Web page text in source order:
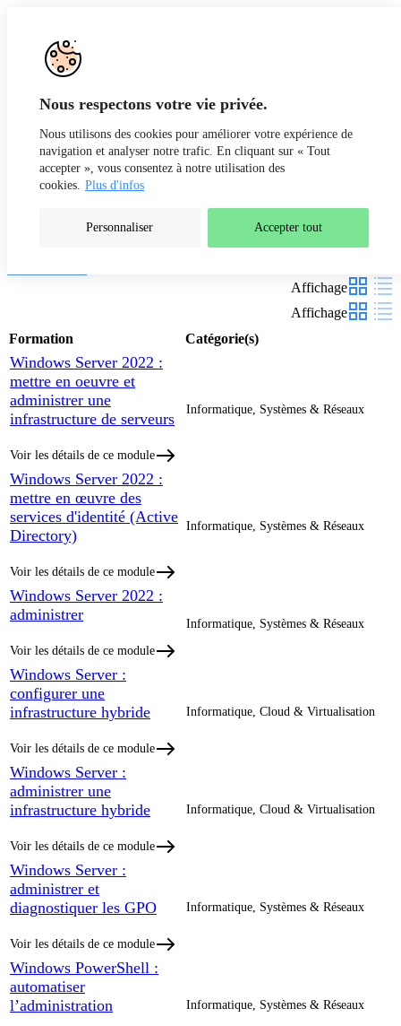
Nous respectons votre vie privée.
Nous utilisons des cookies pour améliorer votre expérience de
navigation et analyser notre trafic. En cliquant sur « Tout
accepter », vous consentez à notre utilisation des
cookies. Plus d'infos
Personnaliser Accepter tout
Affichage
Affichage
Formation
Catégorie(s)
Windows Server 2022 :
mettre en oeuvre et
administrer une
infrastructure de serveurs
Voir les détails de ce module
Informatique, Systèmes & Réseaux
Windows Server 2022 :
mettre en œuvre des
services d'identité (Active
Directory)
Voir les détails de ce module
Informatique, Systèmes & Réseaux
Windows Server 2022 :
administrer
Voir les détails de ce module
Informatique, Systèmes & Réseaux
Windows Server :
configurer une
infrastructure hybride
Voir les détails de ce module
Informatique, Cloud & Virtualisation
Windows Server :
administrer une
infrastructure hybride
Voir les détails de ce module
Informatique, Cloud & Virtualisation
Windows Server :
administrer et
diagnostiquer les GPO
Voir les détails de ce module
Informatique, Systèmes & Réseaux
Windows PowerShell :
automatiser
l’administration
Informatique, Systèmes & Réseaux